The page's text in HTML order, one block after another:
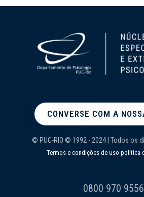
CONVERSE COM A
© PUC-RIO © 1992 - 2024 | Todos os
Termos e condições de uso política
0800 970 9556